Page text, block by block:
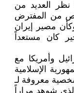
نظر العديد من
من المفترض
مصير إيران
كان مستعداً
وأمريكا مع
الإسلامية
معروفة لـ
شوهد مراراً